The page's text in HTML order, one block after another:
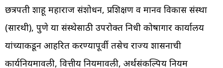
छत्रपती शाहू महाराज संशोधन, प्रशिक्षण व मानव विकास संस्था
(सारथी), पुणे या संस्थेसाठी उपरोक्त निधी कोषागार कार्यालय
यांच्याकडून आहरित करण्यापूर्वी तसेच राज्य शासनाची
कार्यनियमावली, वित्तीय नियमावली, अर्थसंकल्पिय नियम